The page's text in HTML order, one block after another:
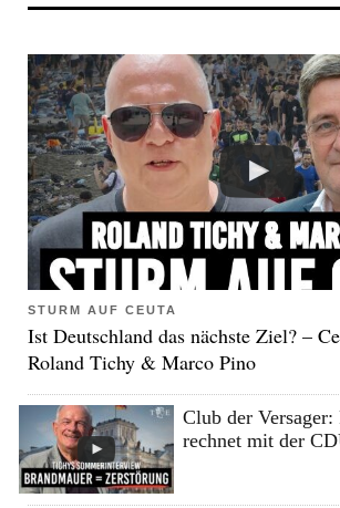
STURM AUF CEUTA
Ist Deutschland das nächste Ziel? –
Roland Tichy & Marco Pino
Club der Versager:
rechnet mit der